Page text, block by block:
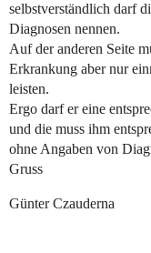
selbstverständlich darf
Diagnosen nennen.
Auf der anderen Seite
Erkrankung aber nur
leisten.
Ergo darf er eine
und die muss ihm
ohne Angaben von
Gruss
Günter Czauderna